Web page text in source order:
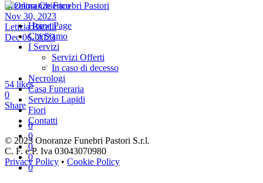
Home Page
Chi Siamo
I Servizi
Servizi Offerti
In caso di decesso
Necrologi
Casa Funeraria
Servizio Lapidi
Fiori
Contatti
© 2023 Onoranze Funebri Pastori S.r.l.
C. F. e P. Iva 03043070980
Privacy Policy • Cookie Policy
Ezzelina Chierico
Nov 30, 2023
Letizia Bicelli
Dec 06, 2023
54 likes
0
Share
0
0
0
0
0